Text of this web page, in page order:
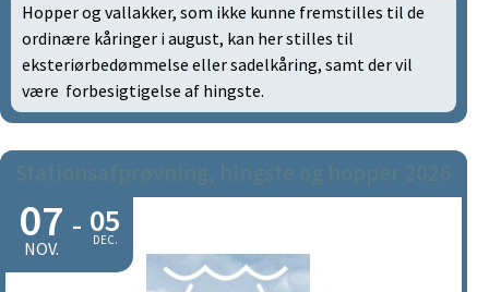
Hopper og vallakker, som ikke kunne fremstilles til de
ordinære kåringer i august, kan her stilles til
eksteriørbedømmelse eller sadelkåring, samt der vil
være forbesigtigelse af hingste.
07
NOV.
- 05
DEC.